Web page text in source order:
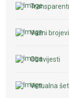
Važni brojevi
Obavijesti
Virtualna